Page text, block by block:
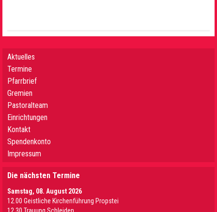
Aktuelles
Termine
Pfarrbrief
Gremien
Pastoralteam
Einrichtungen
Kontakt
Spendenkonto
Impressum
Die nächsten Termine
Samstag, 08. August 2026
12.00 Geistliche Kirchenführung Propstei